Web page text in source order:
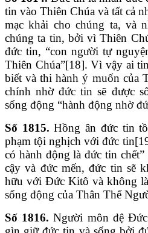
tin vào Thiên Chúa và tất cả
mạc khải cho chúng ta, và
chúng ta tin, bởi vì Thiên
đức tin, “con người tự
Thiên Chúa”[18]. Vì vậy ai
biết và thi hành ý muốn của
chính nhờ đức tin sẽ được
sống động “hành động nhờ
Số 1815.Hồng ân đức tin
phạm tội nghịch với đức
có hành động là đức tin
cậy và đức mến, đức tin sẽ
hữu với Đức Kitô và không
sống động của Thân Thể
Số 1816.Người môn đệ